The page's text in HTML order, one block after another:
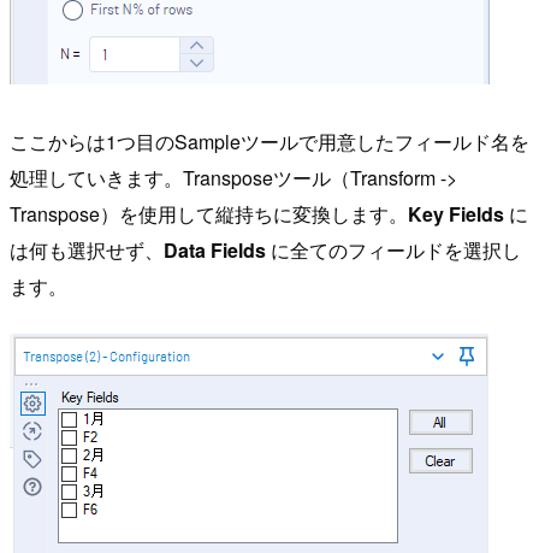
ここからは1つ目のSampleツールで用意したフィールド名を
処理していきます。Transposeツール（Transform ->
Transpose）を使用して縦持ちに変換します。 Key Fields に
は何も選択せず、 Data Fields に全てのフィールドを選択し
ます。